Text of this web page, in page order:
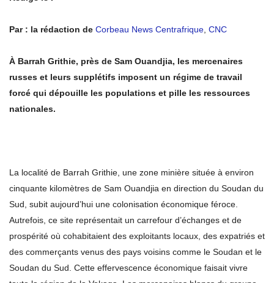
Par : la rédaction de Corbeau News Centrafrique, CNC
À Barrah Grithie, près de Sam Ouandjia, les mercenaires
russes et leurs supplétifs imposent un régime de travail
forcé qui dépouille les populations et pille les ressources
nationales.
La localité de Barrah Grithie, une zone minière située à environ
cinquante kilomètres de Sam Ouandjia en direction du Soudan du
Sud, subit aujourd’hui une colonisation économique féroce.
Autrefois, ce site représentait un carrefour d’échanges et de
prospérité où cohabitaient des exploitants locaux, des expatriés et
des commerçants venus des pays voisins comme le Soudan et le
Soudan du Sud. Cette effervescence économique faisait vivre